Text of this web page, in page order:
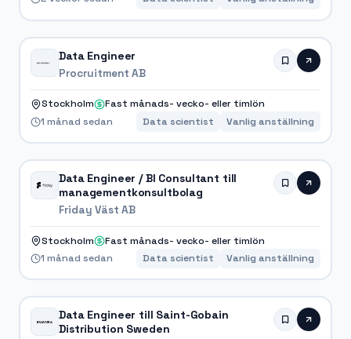
Data Engineer
Procruitment AB
Stockholm
Fast månads- vecko- eller timlön
1 månad sedan
Data scientist Vanlig anställning
Data Engineer / BI Consultant till
managementkonsultbolag
Friday Väst AB
Stockholm
Fast månads- vecko- eller timlön
1 månad sedan
Data scientist Vanlig anställning
Data Engineer till Saint-Gobain
Distribution Sweden